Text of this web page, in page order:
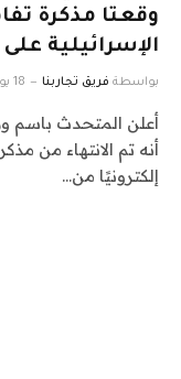
وقعتا مذكرة
الإسرائيلية على
بواسطة فريق تجاربنا 18 يونيو، 2026
أعلن المتحدث باسم
أنه تم الانتهاء من
إلكترونيًا من…